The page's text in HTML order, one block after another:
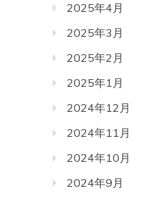
2025年4月
2025年3月
2025年2月
2025年1月
2024年12月
2024年11月
2024年10月
2024年9月